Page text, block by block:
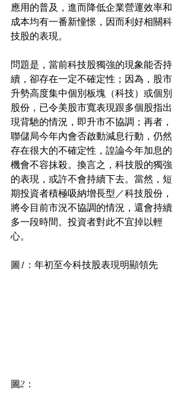
應用的普及，進而降低企業營運效率和
成本均有一番新憧憬，因而利好相關科
技股的表現。
問題是，當前科技股獨強的現象能否持
續，卻存在一定不確定性；因為，股市
升勢高度集中個別板塊（科技）或個別
股份，已令美股市寬表現跟多個股指出
現背馳的情況，即升市不協調；再者，
聯儲局今年內會否啟動減息行動，仍然
存在很大的不確定性，諻論今年加息的
機會不容抹殺。換言之，科技股的獨強
的表現，或許不會持續下去。當然，短
期投資者積極吸納增長型／科技股份，
將令目前市況不協調的情況，還會持續
多一段時間。投資者對此不宜掉以輕
心。
圖1：年初至今科技股表現明顯領先
圖2：